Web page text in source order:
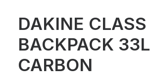
DAKINE CLASS
BACKPACK 33L
CARBON